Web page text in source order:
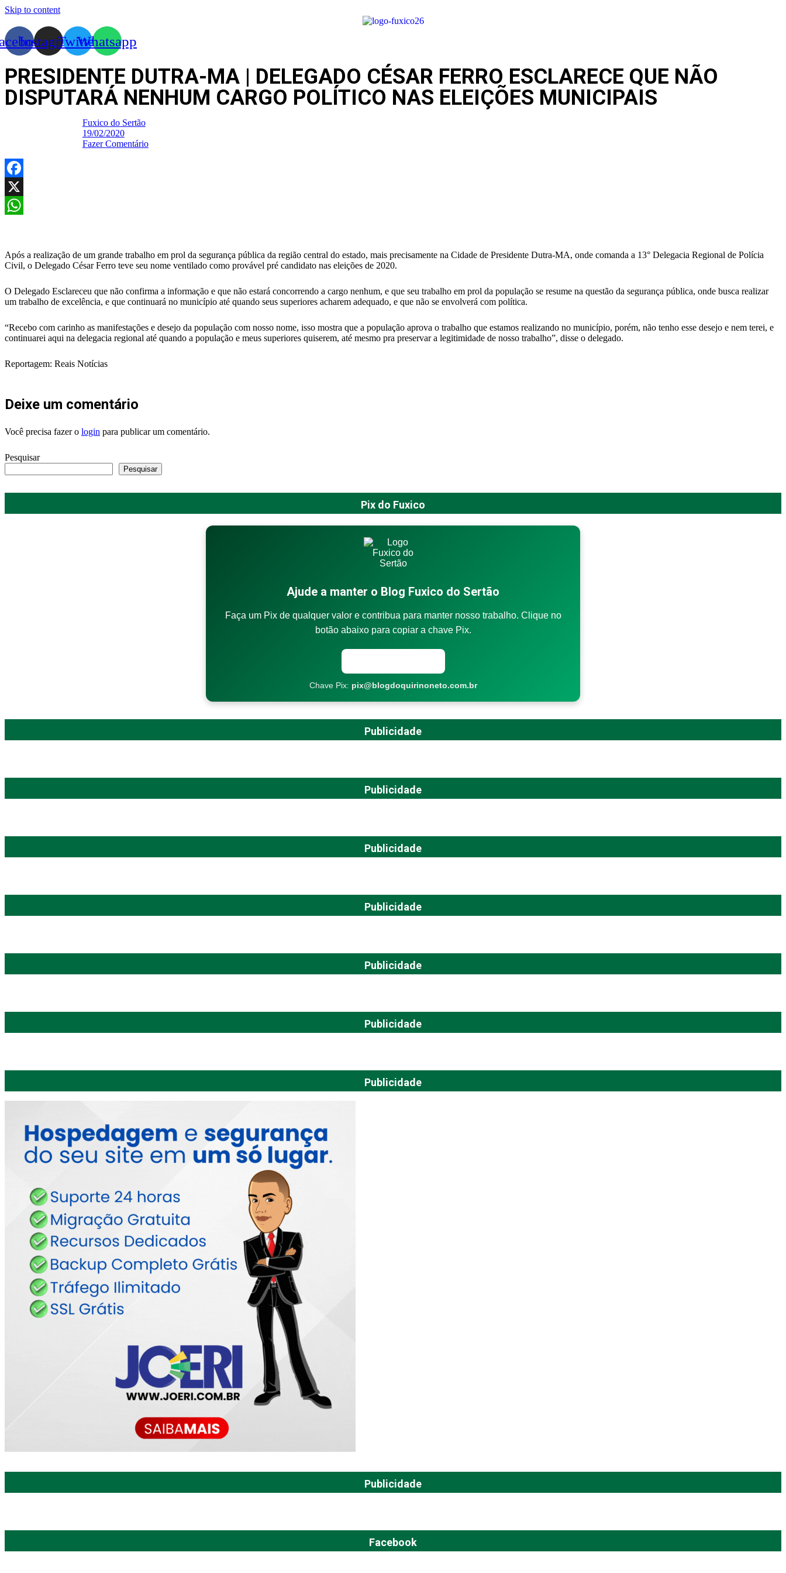
Skip to content
InstagramTwitterWhatsapp
PRESIDENTE DUTRA-MA | DELEGADO CÉSAR FERRO ESCLARECE QUE NÃO
DISPUTARÁ NENHUM CARGO POLÍTICO NAS ELEIÇÕES MUNICIPAIS
Fuxico do Sertão
19/02/2020
Fazer Comentário
Facebook
X
Após a realização de um grande trabalho em prol da segurança pública da região central do estado, mais precisamente na Cidade de Presidente Dutra-MA, onde comanda a 13° Delegacia Regional de Polícia
Civil, o Delegado César Ferro teve seu nome ventilado como provável pré candidato nas eleições de 2020.
O Delegado Esclareceu que não confirma a informação e que não estará concorrendo a cargo nenhum, e que seu trabalho em prol da população se resume na questão da segurança pública, onde busca realizar
um trabalho de excelência, e que continuará no município até quando seus superiores acharem adequado, e que não se envolverá com política.
“Recebo com carinho as manifestações e desejo da população com nosso nome, isso mostra que a população aprova o trabalho que estamos realizando no município, porém, não tenho esse desejo e nem terei, e
continuarei aqui na delegacia regional até quando a população e meus superiores quiserem, até mesmo pra preservar a legitimidade de nosso trabalho”, disse o delegado.
Reportagem: Reais Notícias
Deixe um comentário
Você precisa fazer o login para publicar um comentário.
Pesquisar
Pesquisar
Pix do Fuxico
Ajude a manter o Blog Fuxico do Sertão
Faça um Pix de qualquer valor e contribua para manter nosso trabalho. Clique no
botão abaixo para copiar a chave Pix.
Chave Pix: pix@blogdoquirinoneto.com.br
Publicidade
Publicidade
Publicidade
Publicidade
Publicidade
Publicidade
Publicidade
Publicidade
Facebook